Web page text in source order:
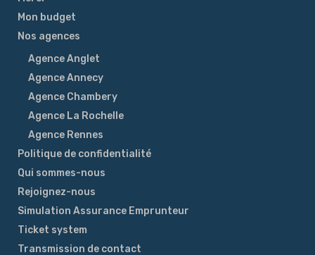
Mon budget
Nos agences
Agence Anglet
Agence Annecy
Agence Chambery
Agence La Rochelle
Agence Rennes
Politique de confidentialité
Qui sommes-nous
Rejoignez-nous
Simulation Assurance Emprunteur
Ticket system
Transmission de contact